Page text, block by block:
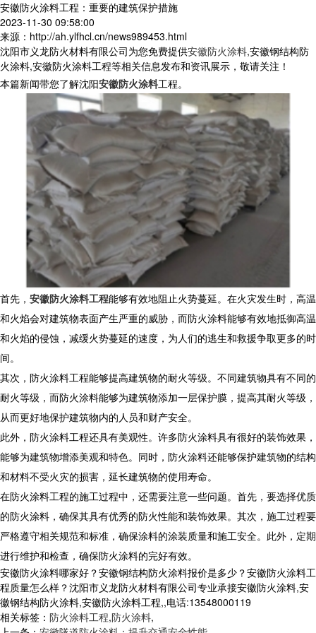
安徽防火涂料工程：重要的建筑保护措施
2023-11-30 09:58:00
来源：http://ah.ylfhcl.cn/news989453.html
沈阳市义龙防火材料有限公司为您免费提供安徽防火涂料,安徽钢结构防
火涂料,安徽防火涂料工程等相关信息发布和资讯展示，敬请关注！
本篇新闻带您了解沈阳安徽防火涂料工程。
首先， 安徽防火涂料工程能够有效地阻止火势蔓延。在火灾发生时，高温
和火焰会对建筑物表面产生严重的威胁，而防火涂料能够有效地抵御高温
和火焰的侵蚀，减缓火势蔓延的速度，为人们的逃生和救援争取更多的时
间。
其次，防火涂料工程能够提高建筑物的耐火等级。不同建筑物具有不同的
耐火等级，而防火涂料能够为建筑物添加一层保护膜，提高其耐火等级，
从而更好地保护建筑物内的人员和财产安全。
此外，防火涂料工程还具有美观性。许多防火涂料具有很好的装饰效果，
能够为建筑物增添美观和特色。同时，防火涂料还能够保护建筑物的结构
和材料不受火灾的损害，延长建筑物的使用寿命。
在防火涂料工程的施工过程中，还需要注意一些问题。首先，要选择优质
的防火涂料，确保其具有优秀的防火性能和装饰效果。其次，施工过程要
严格遵守相关规范和标准，确保涂料的涂装质量和施工安全。此外，定期
进行维护和检查，确保防火涂料的完好有效。
安徽防火涂料哪家好？安徽钢结构防火涂料报价是多少？安徽防火涂料工
程质量怎么样？沈阳市义龙防火材料有限公司专业承接安徽防火涂料,安
徽钢结构防火涂料,安徽防火涂料工程,,电话:13548000119
相关标签： 防火涂料工程,防火涂料,